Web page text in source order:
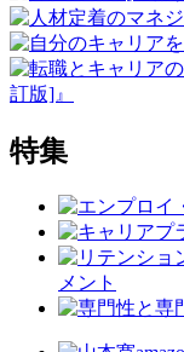
訂版]』
特集
メント